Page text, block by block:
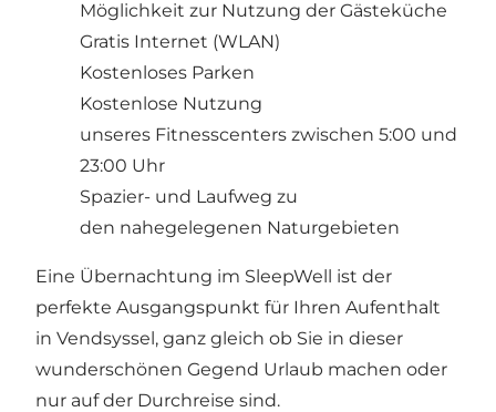
Möglichkeit zur Nutzung der Gästeküche
Gratis Internet (WLAN)
Kostenloses Parken
Kostenlose Nutzung
unseres Fitnesscenters zwischen 5:00 und
23:00 Uhr
Spazier- und Laufweg zu
den nahegelegenen Naturgebieten
Eine Übernachtung im SleepWell ist der
perfekte Ausgangspunkt für Ihren Aufenthalt
in Vendsyssel, ganz gleich ob Sie in dieser
wunderschönen Gegend Urlaub machen oder
nur auf der Durchreise sind.